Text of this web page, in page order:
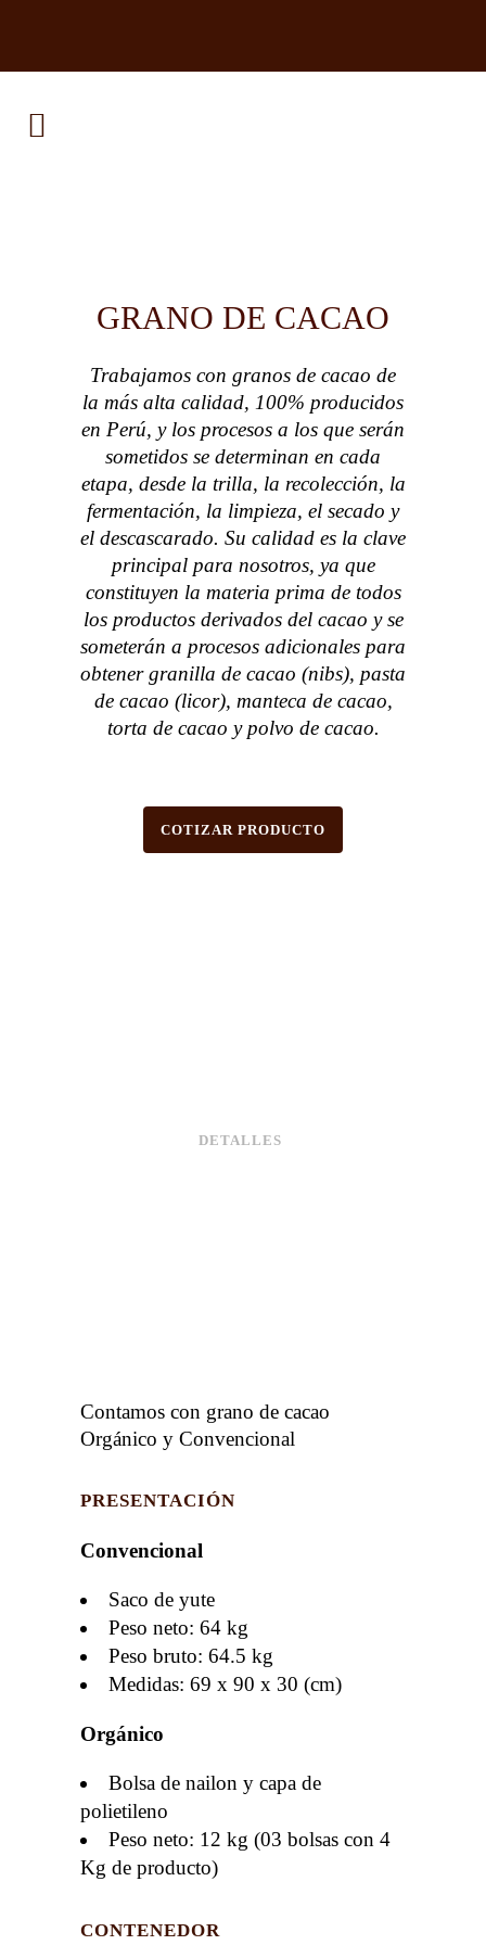
GRANO DE CACAO
Trabajamos con granos de cacao de
la más alta calidad, 100% producidos
en Perú, y los procesos a los que serán
sometidos se determinan en cada
etapa, desde la trilla, la recolección, la
fermentación, la limpieza, el secado y
el descascarado. Su calidad es la clave
principal para nosotros, ya que
constituyen la materia prima de todos
los productos derivados del cacao y se
someterán a procesos adicionales para
obtener granilla de cacao (nibs), pasta
de cacao (licor), manteca de cacao,
torta de cacao y polvo de cacao.
COTIZAR PRODUCTO
DETALLES
Contamos con grano de cacao
Orgánico y Convencional
PRESENTACIÓN
Convencional
Saco de yute
Peso neto: 64 kg
Peso bruto: 64.5 kg
Medidas: 69 x 90 x 30 (cm)
Orgánico
Bolsa de nailon y capa de
polietileno
Peso neto: 12 kg (03 bolsas con 4
Kg de producto)
CONTENEDOR